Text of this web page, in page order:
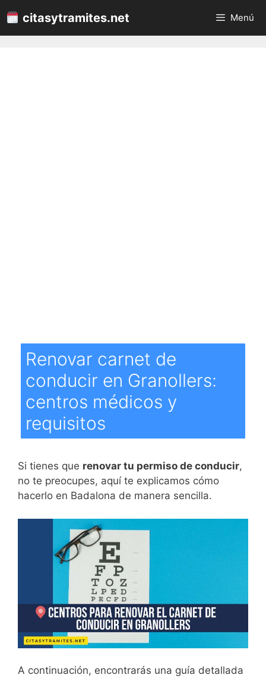
al
contenido
citasytramites.net Menú
Renovar carnet de
conducir en Granollers:
centros médicos y
requisitos
Si tienes que renovar tu permiso de conducir,
no te preocupes, aquí te explicamos cómo
hacerlo en Badalona de manera sencilla.
A continuación, encontrarás una guía detallada